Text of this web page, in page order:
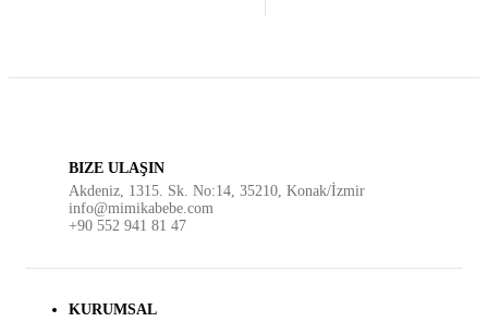
BIZE ULAŞIN
Akdeniz, 1315. Sk. No:14, 35210, Konak/İzmir
info@mimikabebe.com
+90 552 941 81 47
KURUMSAL